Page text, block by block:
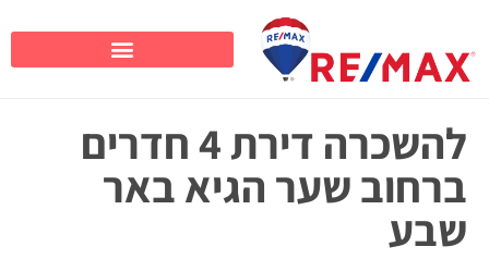
להשכרה דירת 4 חדרים
ברחוב שער הגיא באר
שבע